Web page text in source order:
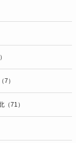
7）
（71）